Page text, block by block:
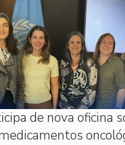
de nova oficina